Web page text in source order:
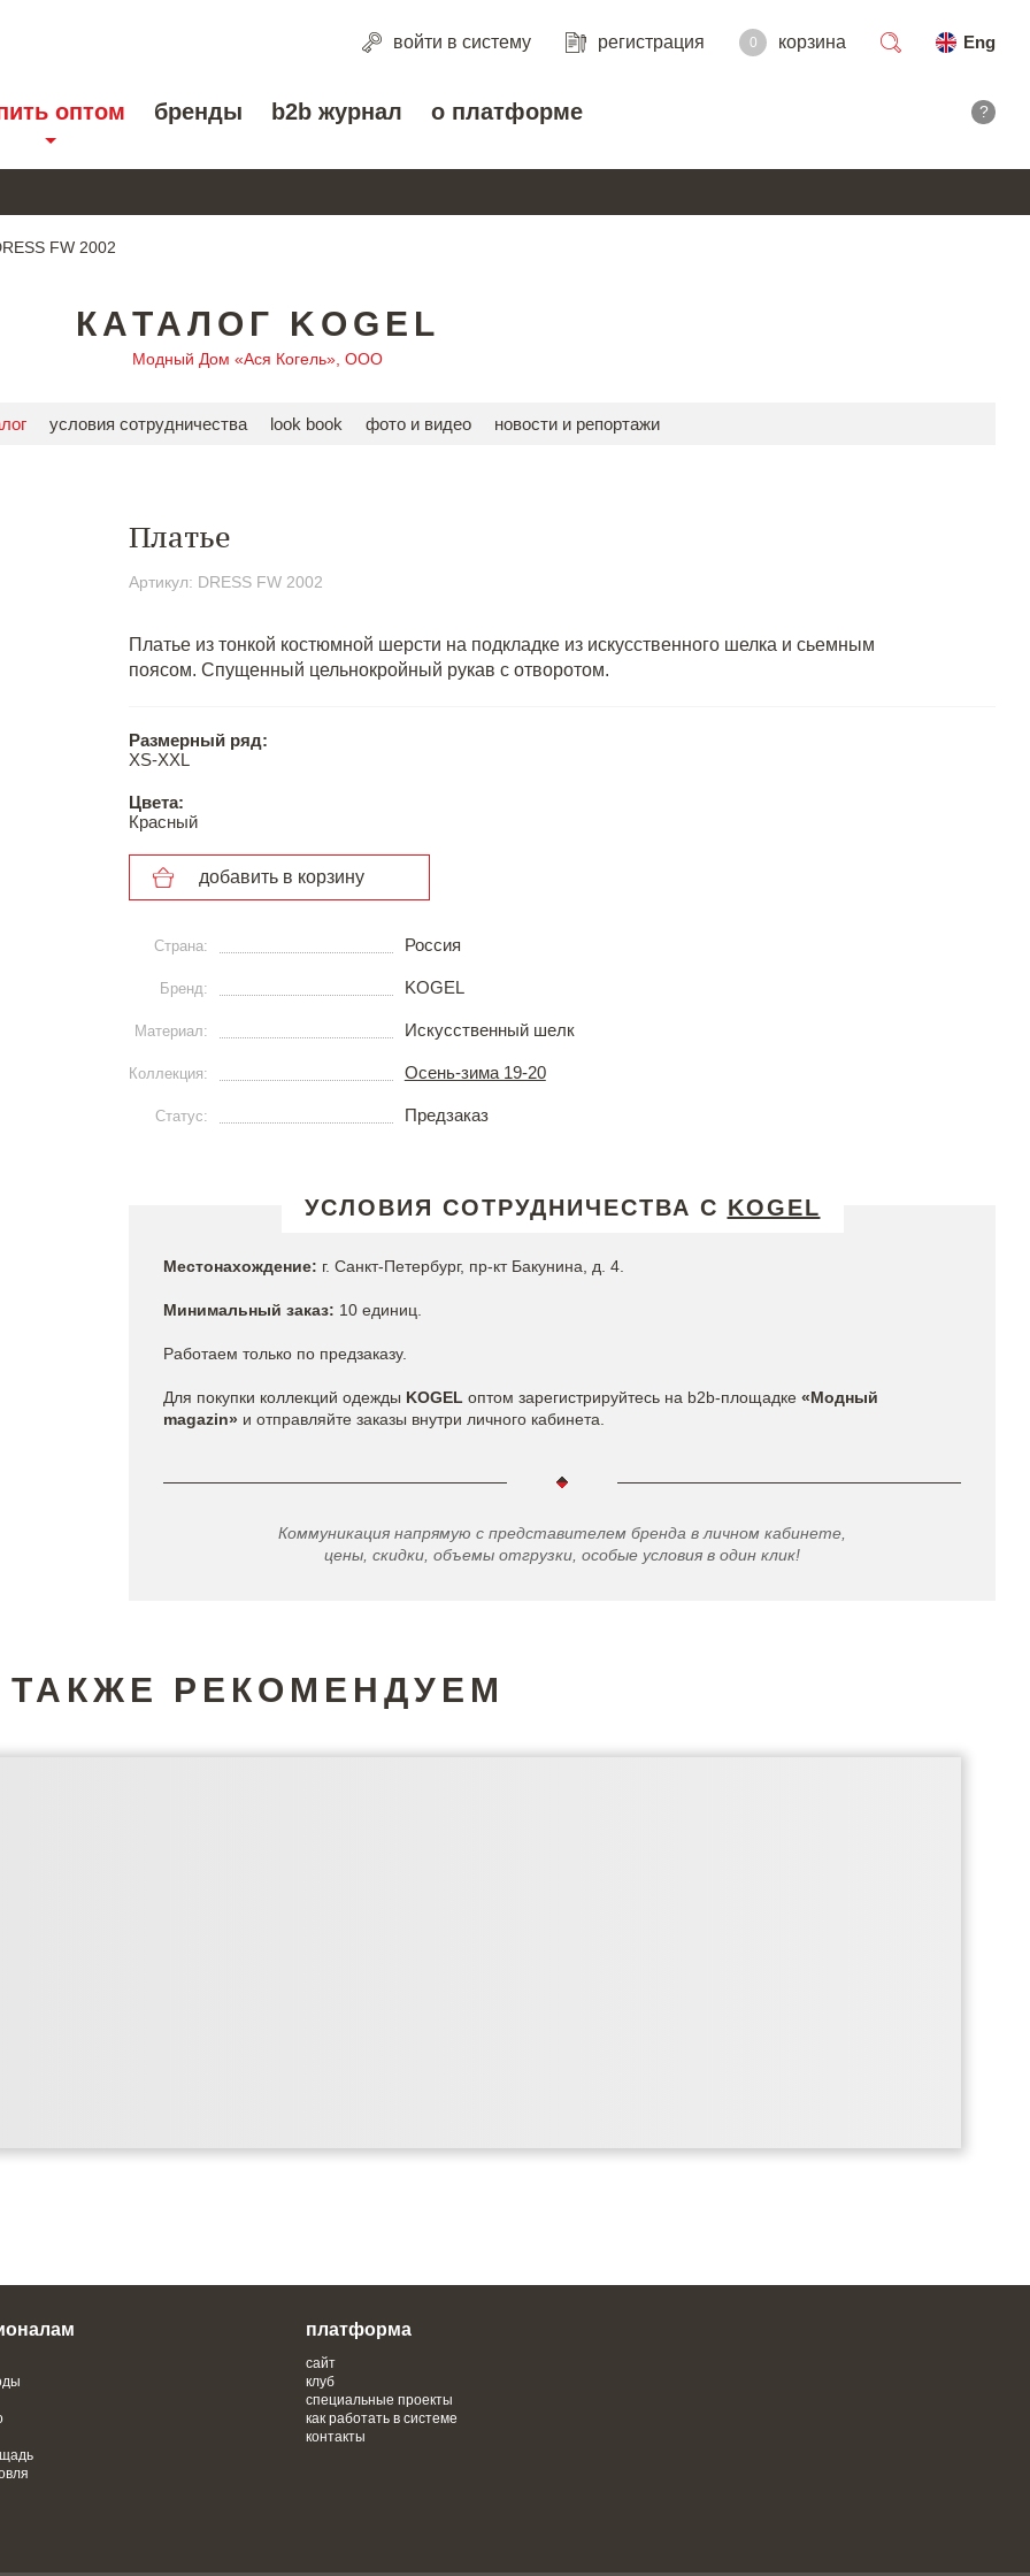
войти в систему регистрация 0 корзина
Eng
оптом бренды b2b журнал о платформе ?
FW 2002
КАТАЛОГ KOGEL
Модный Дом «Ася Когель», ООО
условия сотрудничества look book фото и видео новости и репортажи
Платье
Артикул: DRESS FW 2002
Платье из тонкой костюмной шерсти на подкладке из искусственного шелка и сьемным
поясом. Спущенный цельнокройный рукав с отворотом.
Размерный ряд:
XS-XXL
Цвета:
Красный
добавить в корзину
Страна: Россия
Бренд: KOGEL
Материал: Искусственный шелк
Коллекция: Осень-зима 19-20
Статус: Предзаказ
УСЛОВИЯ СОТРУДНИЧЕСТВА С KOGEL
Местонахождение: г. Санкт-Петербург, пр-кт Бакунина, д. 4.
Минимальный заказ: 10 единиц.
Работаем только по предзаказу.
Для покупки коллекций одежды KOGEL оптом зарегистрируйтесь на b2b-площадке «Модный
magazin» и отправляйте заказы внутри личного кабинета.
Коммуникация напрямую с представителем бренда в личном кабинете,
цены, скидки, объемы отгрузки, особые условия в один клик!
ТАКЖЕ РЕКОМЕНДУЕМ
платформа
сайт
клуб
специальные проекты
как работать в системе
контакты